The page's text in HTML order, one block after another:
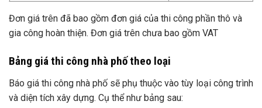
Đơn giá trên đã bao gồm đơn giá của thi công phần thô và
gia công hoàn thiện. Đơn giá trên chưa bao gồm VAT
Bảng giá thi công nhà phố theo loại
Báo giá thi công nhà phố sẽ phụ thuộc vào tùy loại công trình
và diện tích xây dựng. Cụ thể như bảng sau: